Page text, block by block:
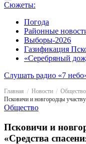
Сюжеты:
Погода
Районные
Выборы-2026
Газификация
«Серебряный
Слушать радио «7
Главная Новости
Общество
Общество
Псковичи и
«Средства